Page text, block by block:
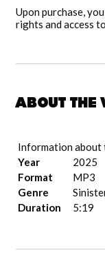
Upon purchase,
rights and access
About the
Information about
Year
2025
Format
MP3
Genre
Duration
5:19